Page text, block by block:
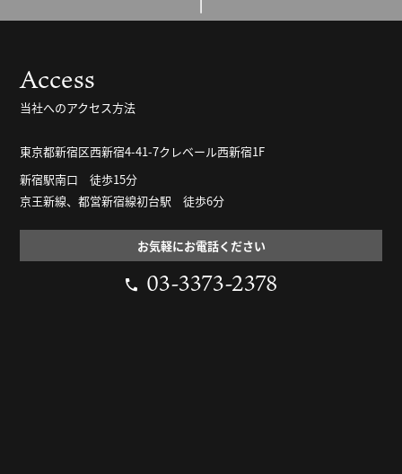
Access
当社へのアクセス方法
東京都新宿区西新宿4-41-7クレベール西新宿1F
新宿駅南口 徒歩15分
京王新線、都営新宿線初台駅 徒歩6分
お気軽にお電話ください
03-3373-2378